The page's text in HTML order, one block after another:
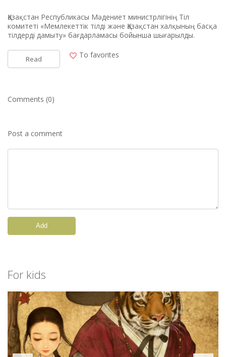
Қазақстан Республикасы Мәдениет министрлігінің Тіл
комитеті «Мемлекеттік тілді және Қазақстан халқының басқа
тілдерді дамыту» бағдарламасы бойынша шығарылды.
Read To favorites
Comments (0)
Post a comment
Add
For kids